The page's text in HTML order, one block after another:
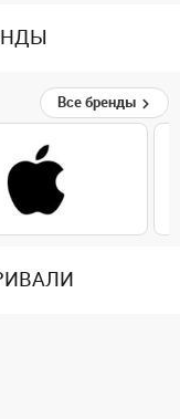
Все бренды